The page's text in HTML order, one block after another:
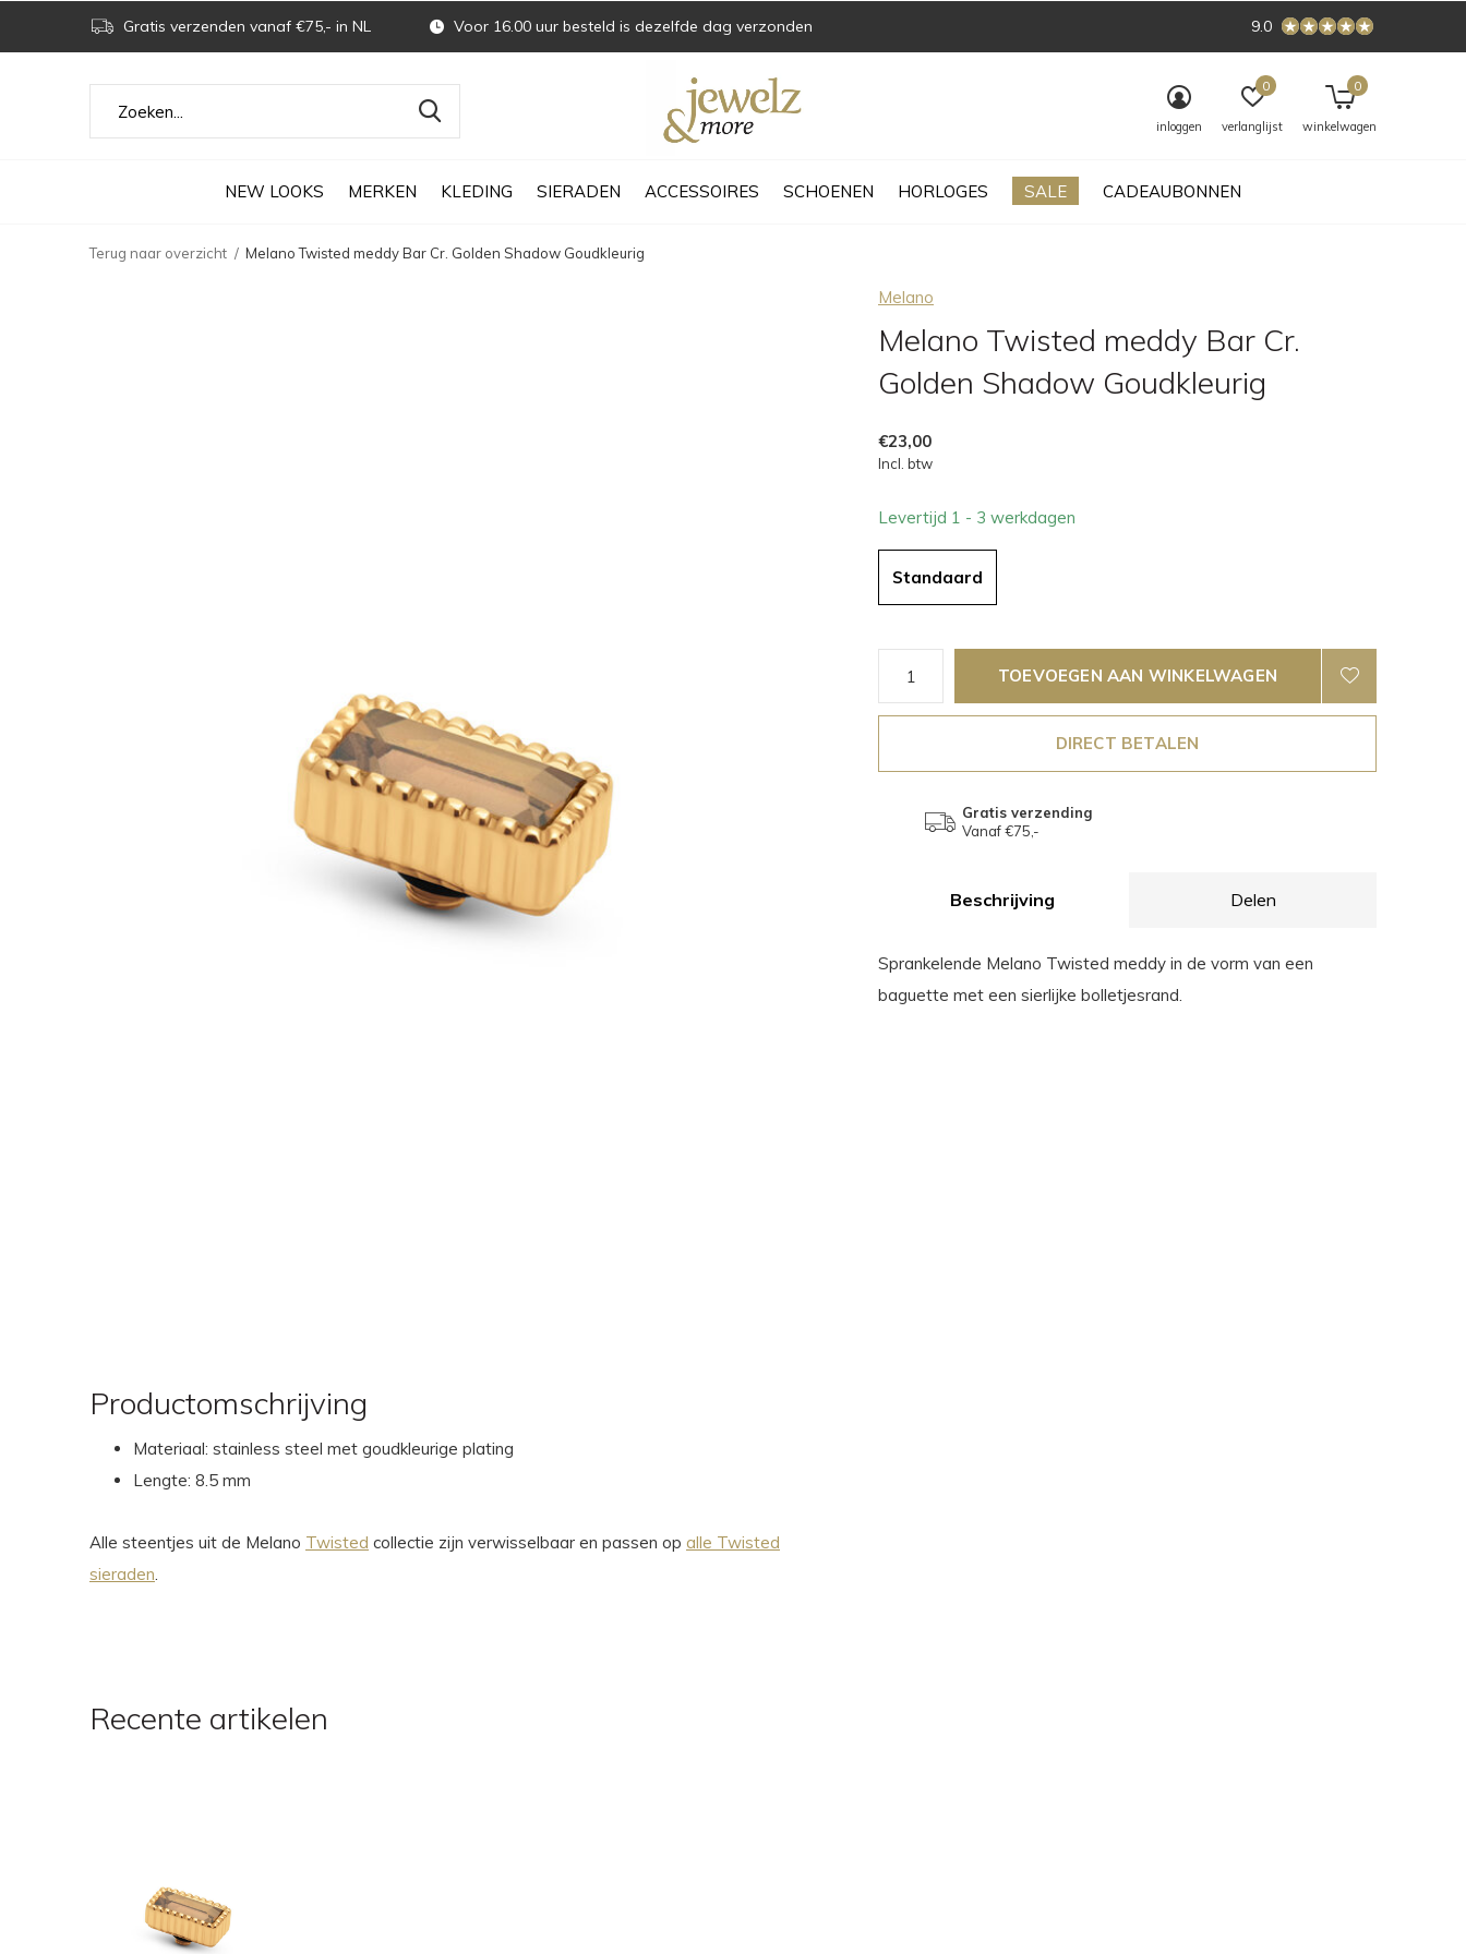
NEW LOOKS MERKEN KLEDING SIERADEN ACCESSOIRES SCHOENEN HORLOGES SALE CADEAUBONNEN
inloggen verlanglijst
0
winkelwagen
0
Gratis verzenden vanaf €75,- in NL Voor 16.00 uur besteld is dezelfde dag verzonden 9.0
Terug naar overzicht Melano Twisted meddy Bar Cr. Golden Shadow Goudkleurig
Melano
Melano Twisted meddy Bar Cr.
Golden Shadow Goudkleurig
€23,00
Incl. btw
Levertijd 1 - 3 werkdagen
Standaard
TOEVOEGEN AAN WINKELWAGEN
DIRECT BETALEN
Gratis verzending
Vanaf €75,-
Beschrijving Delen
Sprankelende Melano Twisted meddy in de vorm van een
baguette met een sierlijke bolletjesrand.
Productomschrijving
Materiaal: stainless steel met goudkleurige plating
Lengte: 8.5 mm
Alle steentjes uit de Melano Twisted collectie zijn verwisselbaar en passen op alle Twisted
sieraden.
Recente artikelen